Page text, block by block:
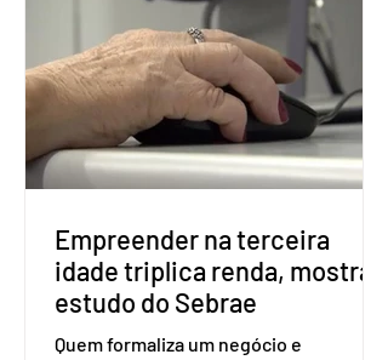
voto. Se o título estiver regular, o
eleitor pode votar mesmo sem ter
realizado esse cadastro. Neste caso,
será exigido o documento de
identificação para acesso à urna
eletrônica. Se a urna eletrônica não
reconh
Empreender na terceira
idade triplica renda, mostra
estudo do Sebrae
Quem formaliza um negócio e